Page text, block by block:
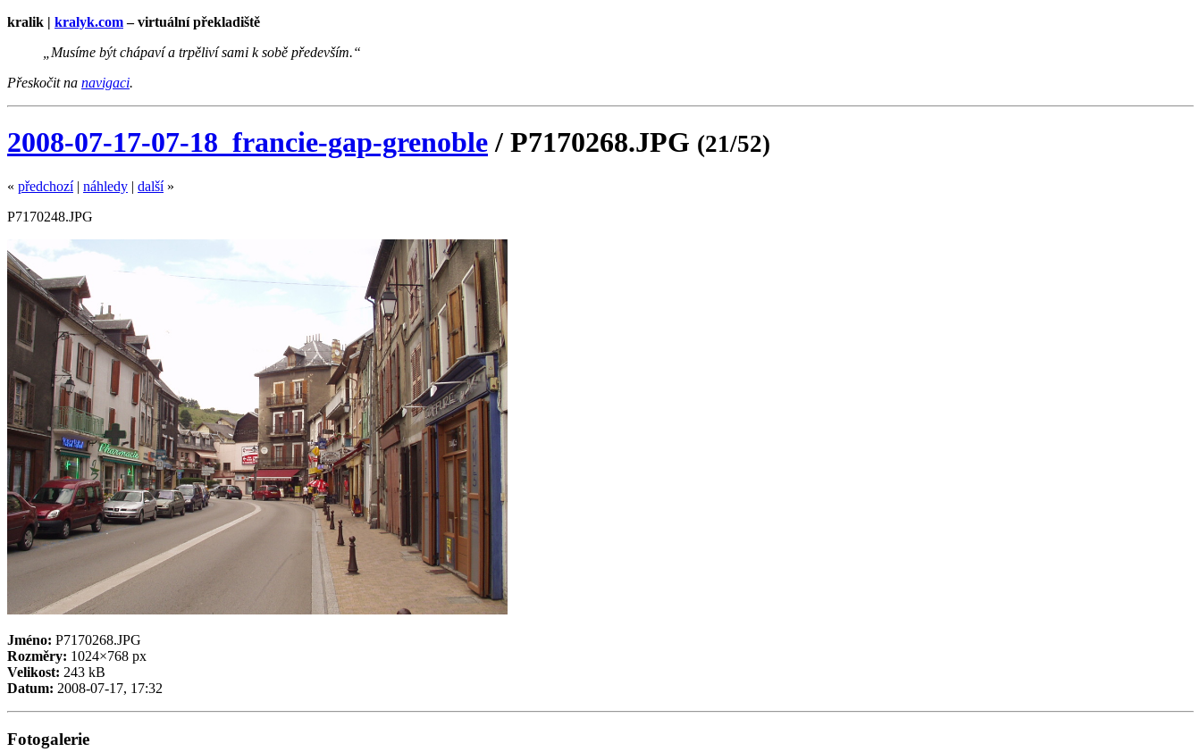
kralik | kralyk.com– virtuální překladiště
„Musíme být chápaví a trpěliví sami k sobě především.“
Přeskočit na navigaci.
2008-07-17-07-18_francie-gap-grenoble/ P7170268.JPG (21/52)
« předchozí| náhledy | další»
P7170248.JPG
Jméno: P7170268.JPG
Rozměry: 1024×768 px
Velikost: 243 kB
Datum: 2008-07-17, 17:32
Fotogalerie